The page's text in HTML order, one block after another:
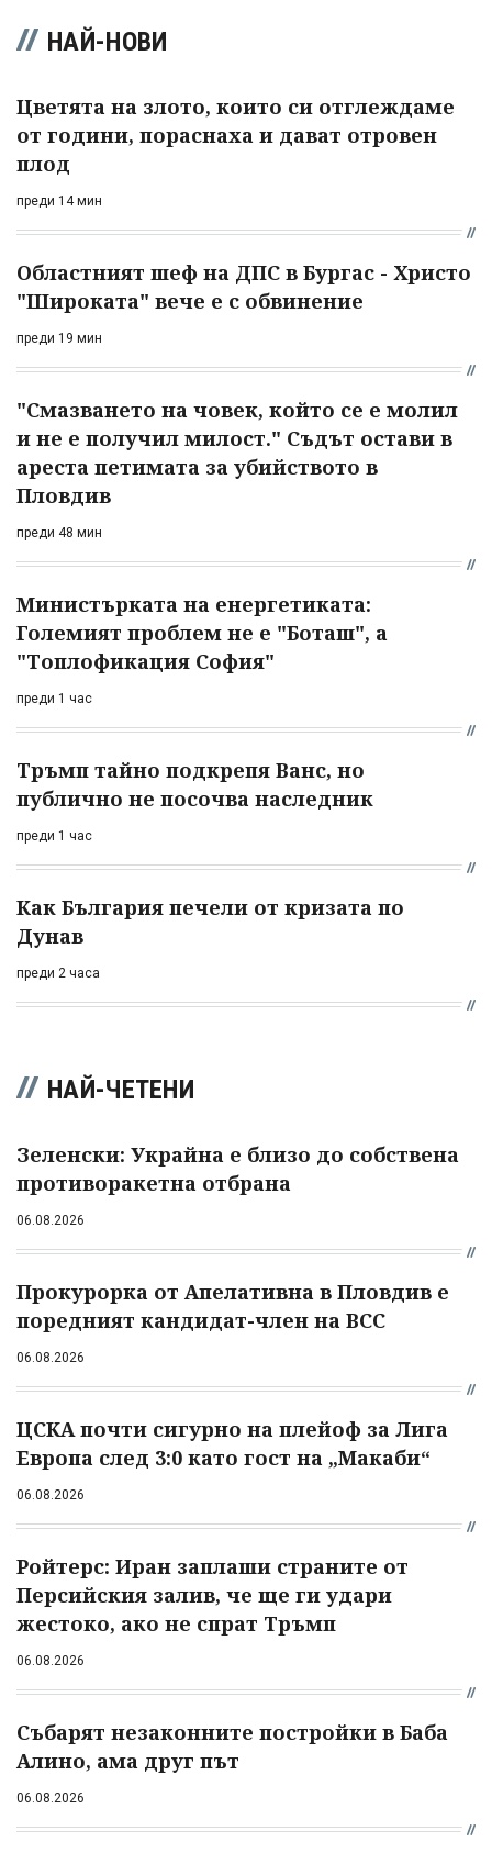
НАЙ-НОВИ
Цветята на злото, които си отглеждаме
от години, пораснаха и дават отровен
плод
преди 14 мин
Областният шеф на ДПС в Бургас - Христо
"Широката" вече е с обвинение
преди 19 мин
"Смазването на човек, който се е молил
и не е получил милост." Съдът остави в
ареста петимата за убийството в
Пловдив
преди 48 мин
Министърката на енергетиката:
Големият проблем не е "Боташ", а
"Топлофикация София"
преди 1 час
Тръмп тайно подкрепя Ванс, но
публично не посочва наследник
преди 1 час
Как България печели от кризата по
Дунав
преди 2 часа
НАЙ-ЧЕТЕНИ
Зеленски: Украйна е близо до собствена
противоракетна отбрана
06.08.2026
Прокурорка от Апелативна в Пловдив е
поредният кандидат-член на ВСС
06.08.2026
ЦСКА почти сигурно на плейоф за Лига
Европа след 3:0 като гост на „Макаби“
06.08.2026
Ройтерс: Иран заплаши страните от
Персийския залив, че ще ги удари
жестоко, ако не спрат Тръмп
06.08.2026
Събарят незаконните постройки в Баба
Алино, ама друг път
06.08.2026